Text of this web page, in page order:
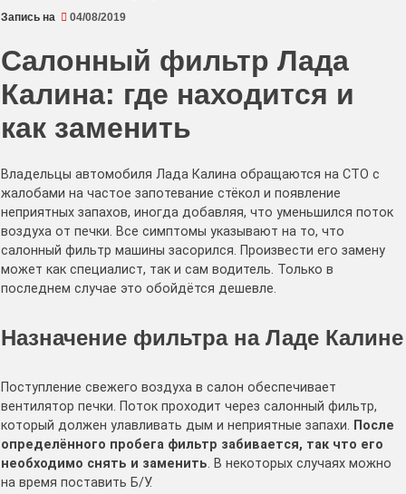
Запись на 04/08/2019
Салонный фильтр Лада
Калина: где находится и
как заменить
Владельцы автомобиля Лада Калина обращаются на СТО с
жалобами на частое запотевание стёкол и появление
неприятных запахов, иногда добавляя, что уменьшился поток
воздуха от печки. Все симптомы указывают на то, что
салонный фильтр машины засорился. Произвести его замену
может как специалист, так и сам водитель. Только в
последнем случае это обойдётся дешевле.
Назначение фильтра на Ладе Калине
Поступление свежего воздуха в салон обеспечивает
вентилятор печки. Поток проходит через салонный фильтр,
который должен улавливать дым и неприятные запахи. После
определённого пробега фильтр забивается, так что его
необходимо снять и заменить. В некоторых случаях можно
на время поставить Б/У.